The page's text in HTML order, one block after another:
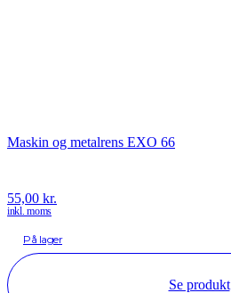
Maskin og metalrens EXO 66
55,00 kr.
inkl. moms
På lager
Se produkt